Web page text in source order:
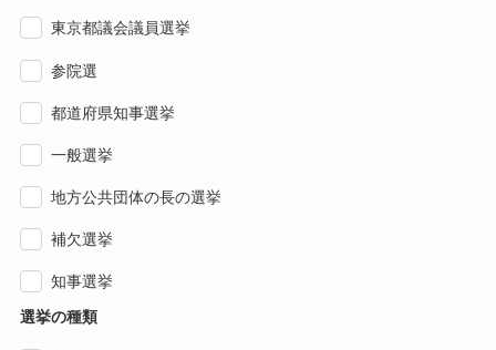
東京都議会議員選挙
参院選
都道府県知事選挙
一般選挙
地方公共団体の長の選挙
補欠選挙
知事選挙
選挙の種類